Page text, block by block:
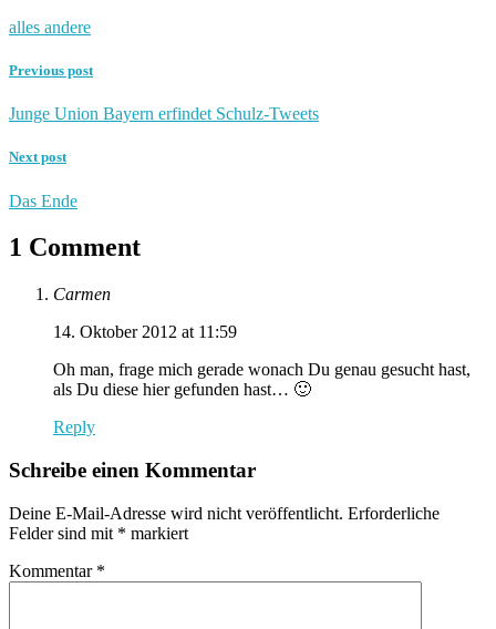
alles andere
Previous post
Junge Union Bayern erfindet Schulz-Tweets
Next post
Das Ende
1 Comment
Carmen
14. Oktober 2012 at 11:59
Oh man, frage mich gerade wonach Du genau gesucht hast,
als Du diese hier gefunden hast… 🙂
Reply
Schreibe einen Kommentar
Deine E-Mail-Adresse wird nicht veröffentlicht. Erforderliche
Felder sind mit * markiert
Kommentar *